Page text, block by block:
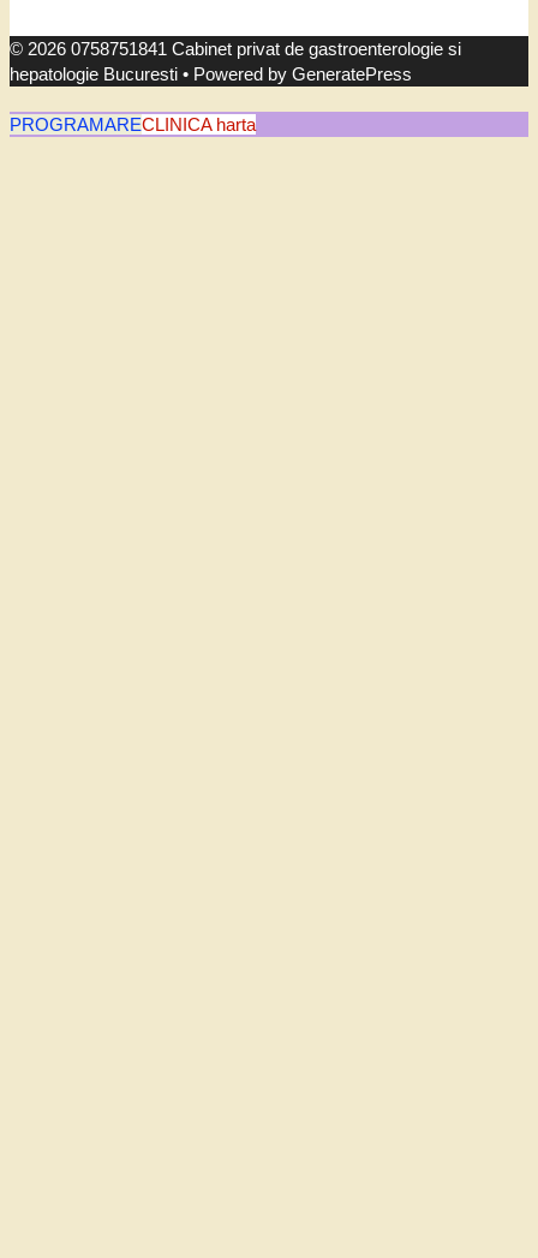
© 2026 0758751841 Cabinet privat de gastroenterologie si
hepatologie Bucuresti • Powered by GeneratePress
PROGRAMARECLINICA harta